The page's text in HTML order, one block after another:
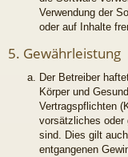
Verwendung der
oder auf Inhalte
5. Gewährleistung
Der Betreiber
Körper und
Vertragspflichten
vorsätzliches oder
sind. Dies gilt
entgangenen